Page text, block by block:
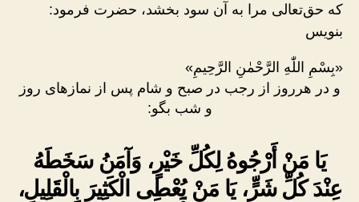
که حق‌تعالی مرا به آن سود بخشد، حضرت فرمود:
بنویس
«بِسْمِ اللّٰهِ الرَّحْمٰنِ الرَّحِیمِ»
و در هرروز از رجب در صبح و شام پس از نمازهای روز
و شب بگو:
يَا مَنْ أَرْجُوهُ لِكُلِّ خَيْرٍ، وَآمَنُ سَخَطَهُ
عِنْدَ كُلِّ شَرٍّ، يَا مَنْ يُعْطِى الْكَثِيرَ بِالْقَلِيلِ،